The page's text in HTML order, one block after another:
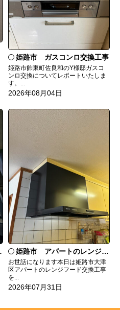
姫路市 ガスコンロ交換工事
姫路市飾東町佐良和のY様邸ガスコ
ンロ交換についてレポートいたしま
す。...
2026年08月04日
姫路市 アパートのレンジフード交換
お世話になります本日は姫路市大津
区アパートのレンジフード交換工事
を...
2026年07月31日